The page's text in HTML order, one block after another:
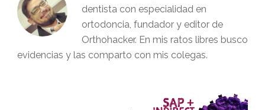
dentista con especialidad en
ortodoncia, fundador y editor de
Orthohacker. En mis ratos libres busco
evidencias y las comparto con mis colegas.